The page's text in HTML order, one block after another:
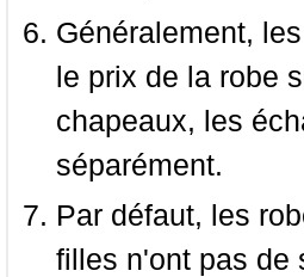
Généralement,
le prix de la robe
chapeaux, les
séparément.
Par défaut, les
filles n'ont pas de